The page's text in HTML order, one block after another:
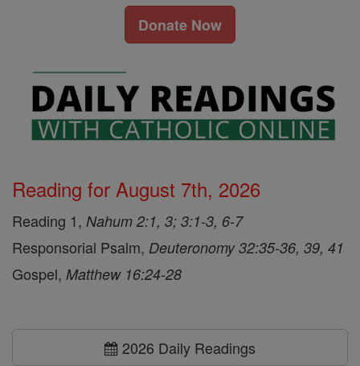
Donate Now
Reading for August 7th, 2026
Reading 1, Nahum 2:1, 3; 3:1-3, 6-7
Responsorial Psalm, Deuteronomy 32:35-36, 39, 41
Gospel, Matthew 16:24-28
2026 Daily Readings